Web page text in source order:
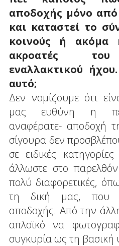
αποδοχής μόνο από
και καταστεί το
κοινούς ή ακόμα
ακροατές του
εναλλακτικού
αυτό;
Δεν νομίζουμε ότι
μας ευθύνη η
αναφέρατε- αποδοχή
σίγουρα δεν
σε ειδικές
άλλωστε στο
πολύ διαφορετικές,
τη δική μας, που
αποδοχής. Από την
απλοϊκό να
συγκυρία ως τη βασική